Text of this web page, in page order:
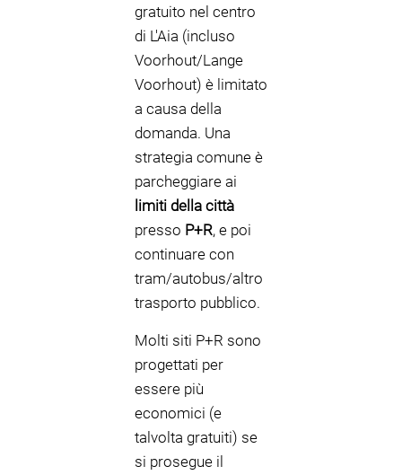
gratuito nel centro
di L'Aia (incluso
Voorhout/Lange
Voorhout) è limitato
a causa della
domanda. Una
strategia comune è
parcheggiare ai
limiti della città
presso P+R, e poi
continuare con
tram/autobus/altro
trasporto pubblico.
Molti siti P+R sono
progettati per
essere più
economici (e
talvolta gratuiti) se
si prosegue il